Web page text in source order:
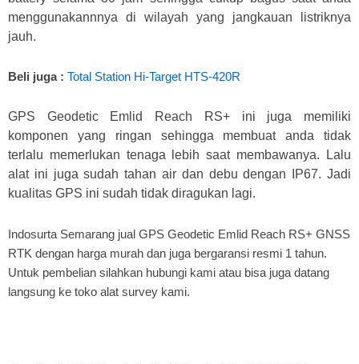
menggunakannnya di wilayah yang jangkauan listriknya
jauh.
Beli juga : Total Station Hi-Target HTS-420R
GPS Geodetic Emlid Reach RS+ ini juga memiliki
komponen yang ringan sehingga membuat anda tidak
terlalu memerlukan tenaga lebih saat membawanya. Lalu
alat ini juga sudah tahan air dan debu dengan IP67. Jadi
kualitas GPS ini sudah tidak diragukan lagi.
Indosurta Semarang jual GPS Geodetic Emlid Reach RS+ GNSS
RTK dengan harga murah dan juga bergaransi resmi 1 tahun.
Untuk pembelian silahkan hubungi kami atau bisa juga datang
langsung ke toko alat survey kami.